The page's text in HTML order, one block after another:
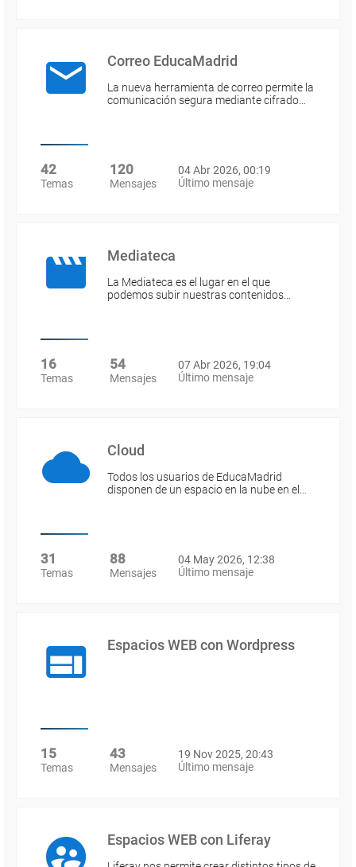
Correo EducaMadrid
La nueva herramienta de correo permite la
comunicación segura mediante cifrado…
42
Temas
120
Mensajes
04 Abr 2026, 00:19
Último mensaje
Mediateca
La Mediateca es el lugar en el que
podemos subir nuestras contenidos…
16
Temas
54
Mensajes
07 Abr 2026, 19:04
Último mensaje
Cloud
Todos los usuarios de EducaMadrid
disponen de un espacio en la nube en el…
31
Temas
88
Mensajes
04 May 2026, 12:38
Último mensaje
Espacios WEB con Wordpress
15
Temas
43
Mensajes
19 Nov 2025, 20:43
Último mensaje
Espacios WEB con Liferay